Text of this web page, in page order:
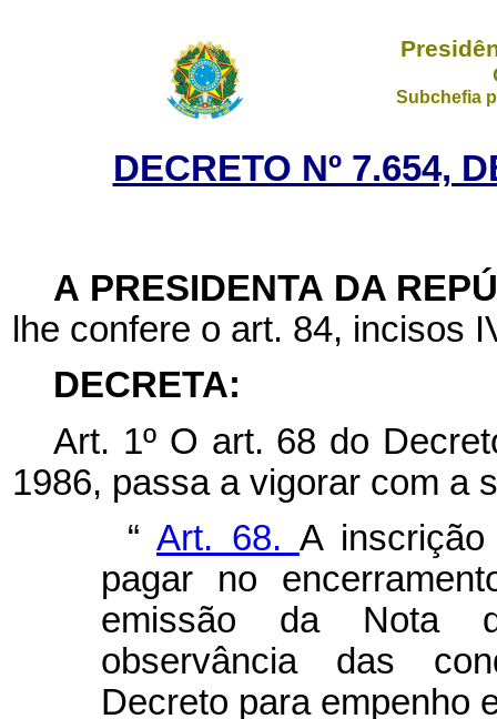
Subchefia
DECRETO Nº 7.654,
A PRESIDENTA DA
lhe confere o art. 84, incisos
DECRETA:
Art. 1º O art. 68 do
1986, passa a vigorar com a
“Art. 68. A
pagar no
emissão da Nota
observância das
Decreto para empenho